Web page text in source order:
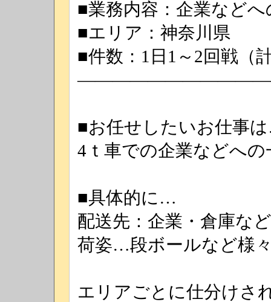
■業務内容：企業など
■エリア：神奈川県
■件数：1日1～2回戦（
■お任せしたいお仕事
4ｔ車での企業などへ
■具体的に…
配送先：企業・倉庫な
荷姿…段ボールなど様
エリアごとに仕分けさ